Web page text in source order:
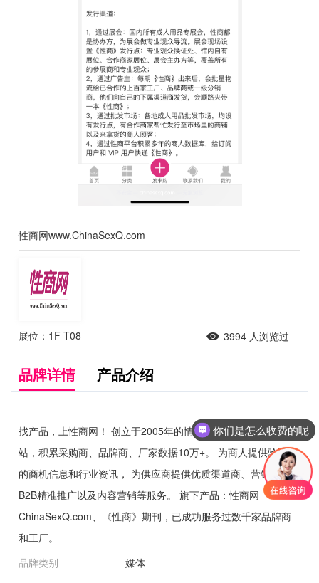
性商网www.ChinaSexQ.com
展位：1F-T08 3994 人浏览过
品牌详情 产品介绍
找产品，上性商网！ 创立于2005年的情趣用品行业B2B门户网
站，积累采购商、品牌商、厂家数据10万+。 为商人提供验证过
的商机信息和行业资讯， 为供应商提供优质渠道商、营销咨询、
B2B精准推广以及内容营销等服务。 旗下产品：性商网
ChinaSexQ.com、《性商》期刊，已成功服务过数千家品牌商
和工厂。
品牌类别
媒体
你们是怎么收费的呢
现在有优惠活动吗